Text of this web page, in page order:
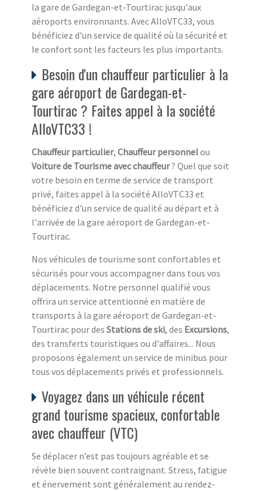
la gare de Gardegan-et-Tourtirac jusqu'aux
aéroports environnants. Avec AlloVTC33, vous
bénéficiez d'un service de qualité où la sécurité et
le confort sont les facteurs les plus importants.
Besoin d'un chauffeur particulier à la
gare aéroport de Gardegan-et-
Tourtirac ? Faites appel à la société
AlloVTC33 !
Chauffeur particulier, Chauffeur personnelou
Voiture de Tourisme avec chauffeur? Quel que soit
votre besoin en terme de service de transport
privé, faites appel à la société AlloVTC33 et
bénéficiez d'un service de qualité au départ et à
l'arrivée de la gare aéroport de Gardegan-et-
Tourtirac.
Nos véhicules de tourisme sont confortables et
sécurisés pour vous accompagner dans tous vos
déplacements. Notre personnel qualifié vous
offrira un service attentionné en matière de
transports à la gare aéroport de Gardegan-et-
Tourtirac pour des Stations de ski, des Excursions,
des transferts touristiques ou d'affaires... Nous
proposons également un service de minibus pour
tous vos déplacements privés et professionnels.
Voyagez dans un véhicule récent
grand tourisme spacieux, confortable
avec chauffeur (VTC)
Se déplacer n’est pas toujours agréable et se
révèle bien souvent contraignant. Stress, fatigue
et énervement sont généralement au rendez-